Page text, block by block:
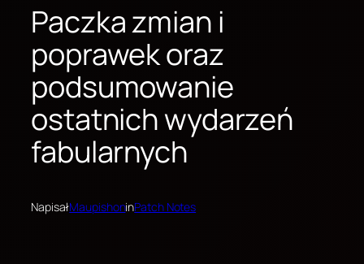
Paczka zmian i
poprawek oraz
podsumowanie
ostatnich wydarzeń
fabularnych
NapisałMaupishoninPatch Notes